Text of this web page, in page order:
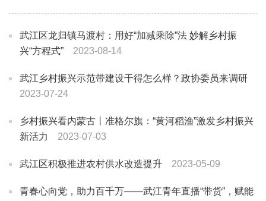
武江区龙归镇马渡村：用好“加减乘除”法 妙解乡村振
兴“方程式”
2023-08-14
武江乡村振兴示范带建设干得怎么样？政协委员来调研
2023-07-24
乡村振兴看内蒙古丨准格尔旗：“黄河稻渔”激发乡村振兴
新活力
2023-07-03
武江区积极推进农村供水改造提升 2023-05-09
青春心向党，助力百千万——武江青年直播“带货”，赋能